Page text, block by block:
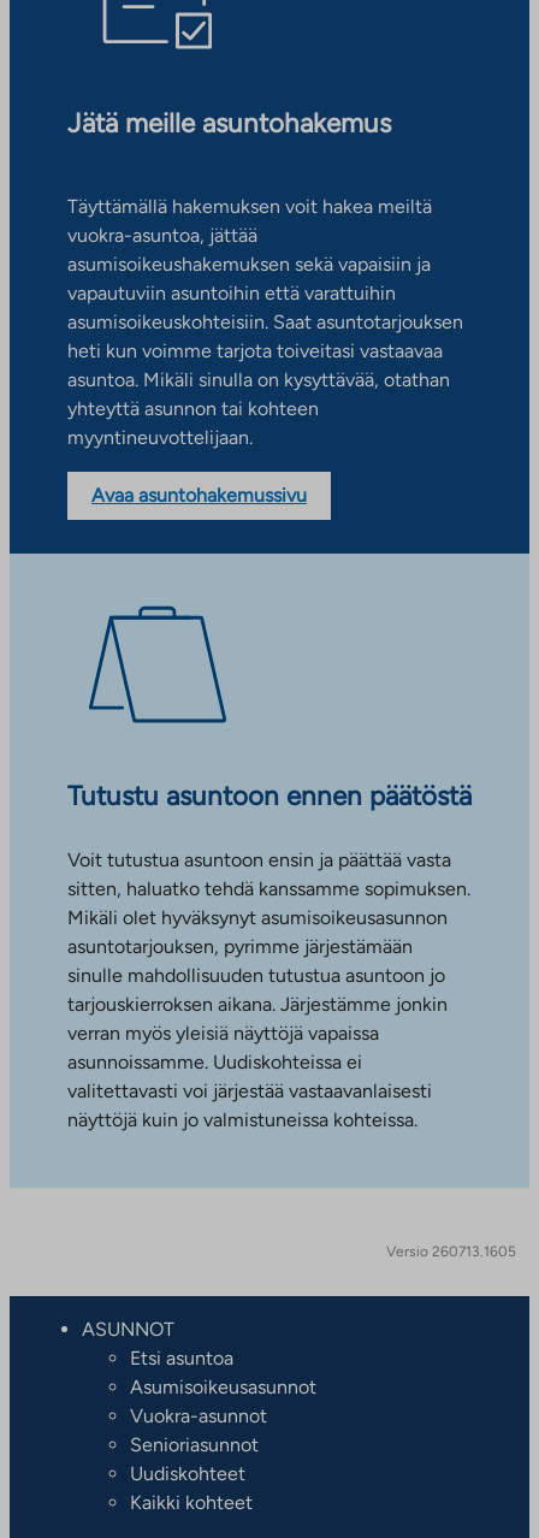
Jätä meille asuntohakemus
Täyttämällä hakemuksen voit hakea meiltä
vuokra-asuntoa, jättää
asumisoikeushakemuksen sekä vapaisiin ja
vapautuviin asuntoihin että varattuihin
asumisoikeuskohteisiin. Saat asuntotarjouksen
heti kun voimme tarjota toiveitasi vastaavaa
asuntoa. Mikäli sinulla on kysyttävää, otathan
yhteyttä asunnon tai kohteen
myyntineuvottelijaan.
Avaa asuntohakemussivu
Tutustu asuntoon ennen päätöstä
Voit tutustua asuntoon ensin ja päättää vasta
sitten, haluatko tehdä kanssamme sopimuksen.
Mikäli olet hyväksynyt asumisoikeusasunnon
asuntotarjouksen, pyrimme järjestämään
sinulle mahdollisuuden tutustua asuntoon jo
tarjouskierroksen aikana. Järjestämme jonkin
verran myös yleisiä näyttöjä vapaissa
asunnoissamme. Uudiskohteissa ei
valitettavasti voi järjestää vastaavanlaisesti
näyttöjä kuin jo valmistuneissa kohteissa.
Versio 260713.1605
ASUNNOT
Etsi asuntoa
Asumisoikeusasunnot
Vuokra-asunnot
Senioriasunnot
Uudiskohteet
Kaikki kohteet